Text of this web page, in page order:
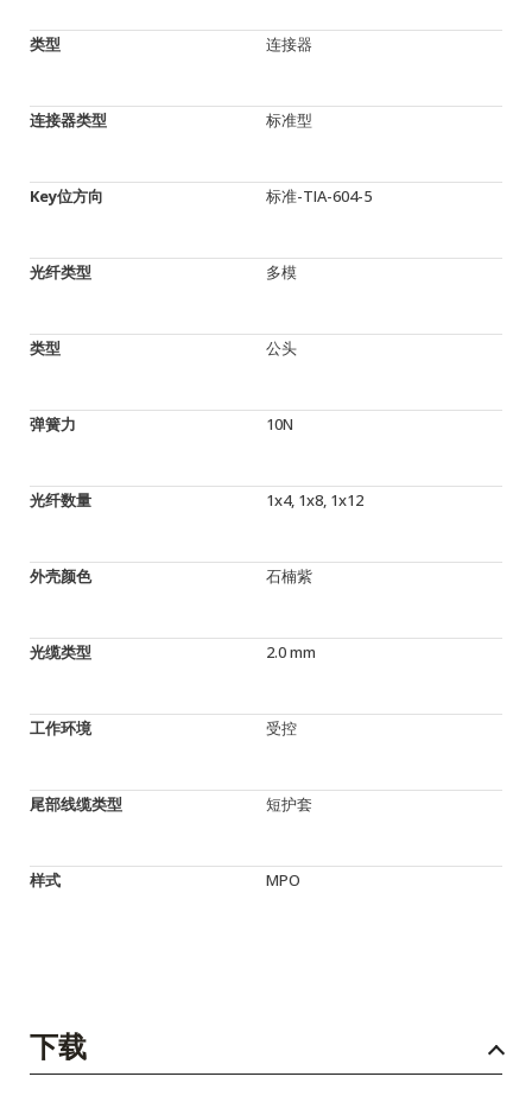
类型 连接器
连接器类型 标准型
Key位方向 标准-TIA-604-5
光纤类型 多模
类型 公头
弹簧力 10N
光纤数量 1x4, 1x8, 1x12
外壳颜色 石楠紫
光缆类型 2.0 mm
工作环境 受控
尾部线缆类型 短护套
样式 MPO
下载